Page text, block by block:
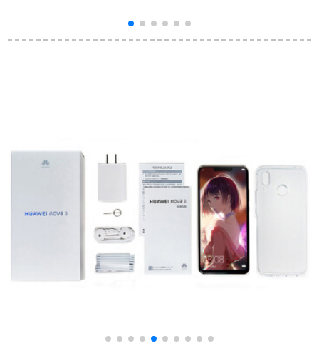
スト
待机2 Gダブルス4 G
同时に信老スキ生徒